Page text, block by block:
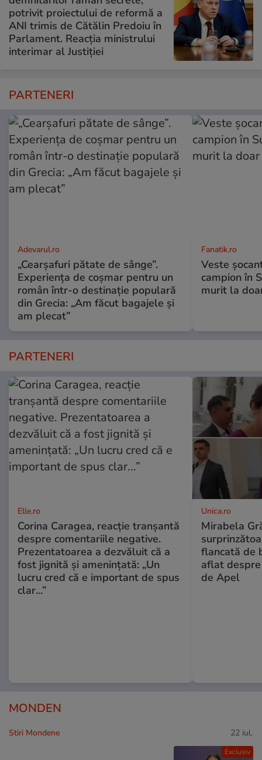
potrivit proiectului de reformă a
ANI trimis de Cătălin Predoiu în
Parlament. Reacția ministrului
interimar al Justiției
PARTENERI
Adevarul.ro
„Cearșafuri pătate de sânge”.
Experiența de coșmar pentru un
român într-o destinație populară
din Grecia: „Am făcut bagajele și
am plecat”
Fanatik.ro
Veste
campion în
murit la
PARTENERI
Elle.ro
Corina Caragea, reacție tranșantă
despre comentariile negative.
Prezentatoarea a dezvăluit că a
fost jignită și amenințată: „Un
lucru cred că e important de spus
clar...”
Unica.ro
Mirabela
flancată de
aflat
de Apel
MONDEN
Exclusiv
Stiri Mondene 22 iul.